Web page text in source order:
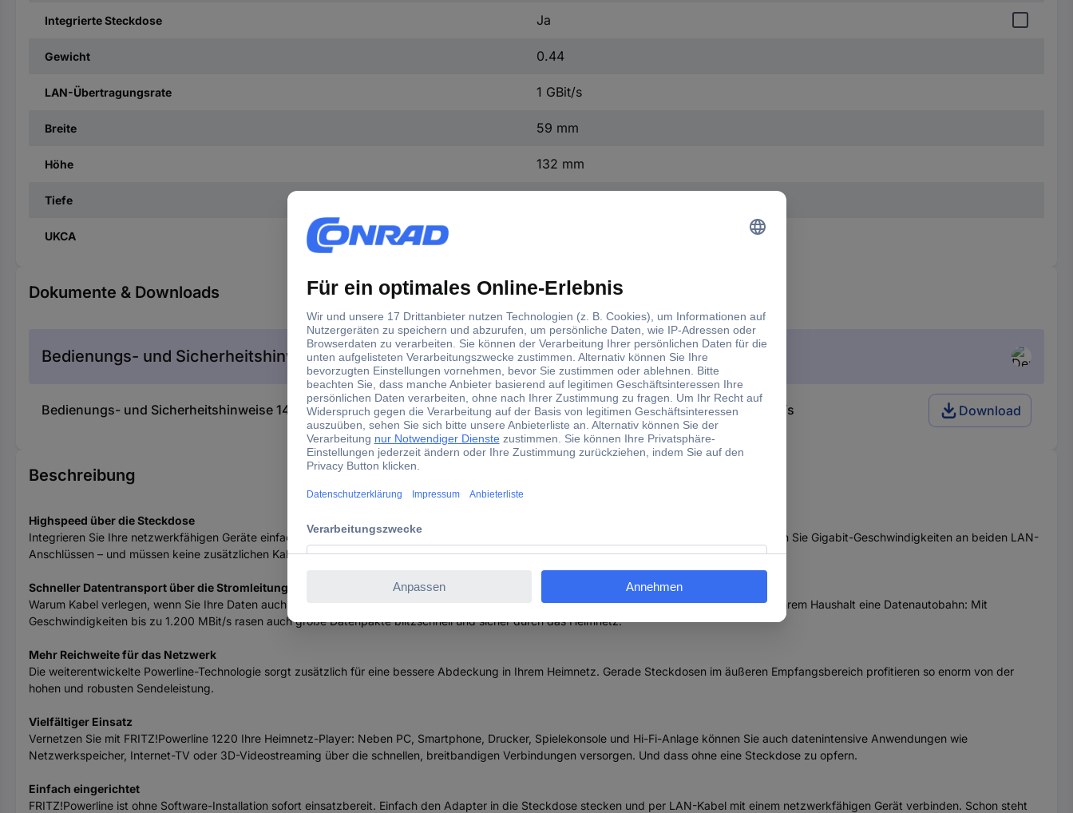
Integrierte Steckdose Ja
Gewicht 0.44
LAN-Übertragungsrate 1 GBit/s
Breite 59 mm
Höhe 132 mm
Tiefe
UKCA
Dokumente & Downloads
Bedienungs- und Sicherheitshinweise
Bedienungs- und Sicherheitshinweise 1496730 FRITZ! Powerline Starter Kit FRITZ!Powerline 1220 Set 20002737 1200 MBit/s Download
Beschreibung
Highspeed über die Steckdose
Integrieren Sie Ihre netzwerkfähigen Geräte einfach über das Stromnetz in Ihr Heimnetz. Mit rasantem Powerline für bis zu 1.200 MBit/s erreichen Sie Gigabit-Geschwindigkeiten an beiden LAN-
Anschlüssen – und müssen keine zusätzlichen Kabel verlegen. Dank der integrierten Steckdose geht Ihnen kein Anschluss verloren.
Schneller Datentransport über die Stromleitung
Warum Kabel verlegen, wenn Sie Ihre Daten auch über die Stromleitung schicken können? FRITZ!Powerline 1220 macht aus jeder Steckdose in Ihrem Haushalt eine Datenautobahn: Mit
Geschwindigkeiten bis zu 1.200 MBit/s rasen auch große Datenpakte blitzschnell und sicher durch das Heimnetz.
Mehr Reichweite für das Netzwerk
Die weiterentwickelte Powerline-Technologie sorgt zusätzlich für eine bessere Abdeckung in Ihrem Heimnetz. Gerade Steckdosen im äußeren Empfangsbereich profitieren so enorm von der
hohen und robusten Sendeleistung.
Vielfältiger Einsatz
Vernetzen Sie mit FRITZ!Powerline 1220 Ihre Heimnetz-Player: Neben PC, Smartphone, Drucker, Spielekonsole und Hi-Fi-Anlage können Sie auch datenintensive Anwendungen wie
Netzwerkspeicher, Internet-TV oder 3D-Videostreaming über die schnellen, breitbandigen Verbindungen versorgen. Und dass ohne eine Steckdose zu opfern.
Einfach eingerichtet
FRITZ!Powerline ist ohne Software-Installation sofort einsatzbereit. Einfach den Adapter in die Steckdose stecken und per LAN-Kabel mit einem netzwerkfähigen Gerät verbinden. Schon steht